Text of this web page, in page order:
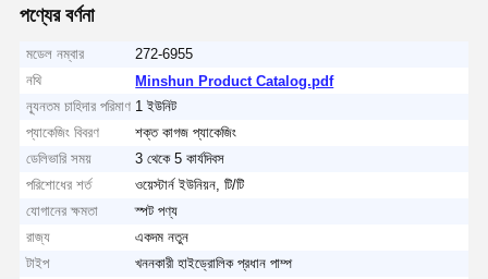
পণ্যের বর্ণনা
মডেল নম্বার
272-6955
নথি
Minshun Product Catalog.pdf
ন্যূনতম চাহিদার পরিমাণ 1 ইউনিট
প্যাকেজিং বিবরণ
শক্ত কাগজ প্যাকেজিং
ডেলিভারি সময়
3 থেকে 5 কার্যদিবস
পরিশোধের শর্ত
ওয়েস্টার্ন ইউনিয়ন, টি/টি
যোগানের ক্ষমতা
স্পট পণ্য
রাজ্য
একদম নতুন
টাইপ
খননকারী হাইড্রোলিক প্রধান পাম্প